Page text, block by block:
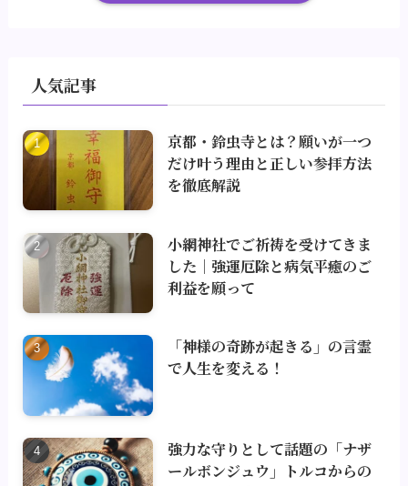
人気記事
京都・鈴虫寺とは？願いが一つ
だけ叶う理由と正しい参拝方法
を徹底解説
小網神社でご祈祷を受けてきま
した｜強運厄除と病気平癒のご
利益を願って
「神様の奇跡が起きる」の言霊
で人生を変える！
強力な守りとして話題の「ナザ
ールボンジュウ」トルコからの